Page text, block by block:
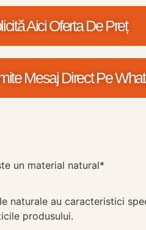
Aici Oferta De Preț
Mesaj Direct Pe
un material natural*
naturale au caracteristici
produsului.